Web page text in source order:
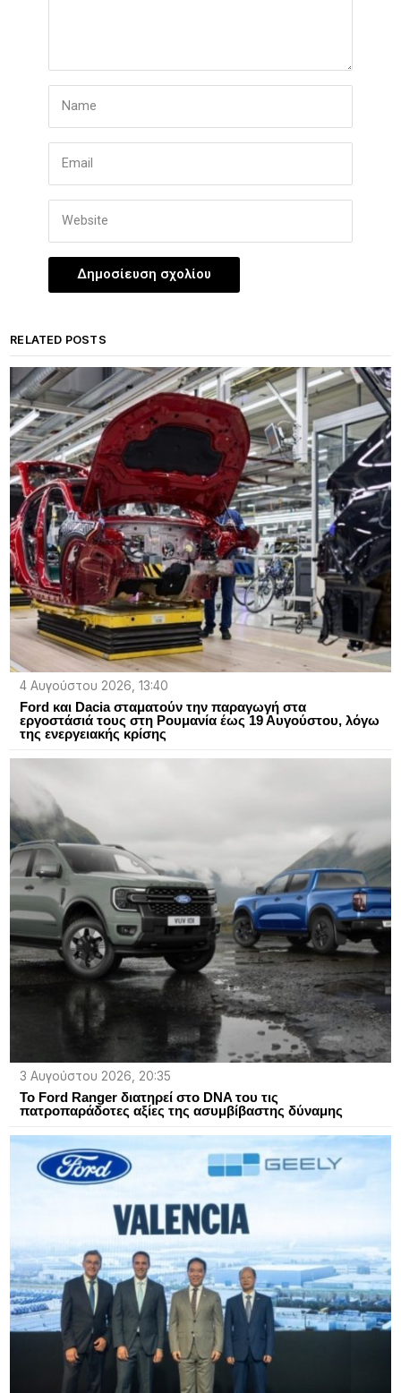
RELATED POSTS
4 Αυγούστου 2026, 13:40
Ford και Dacia σταματούν την παραγωγή στα
εργοστάσιά τους στη Ρουμανία έως 19 Αυγούστου, λόγω
της ενεργειακής κρίσης
3 Αυγούστου 2026, 20:35
Το Ford Ranger διατηρεί στο DNA του τις
πατροπαράδοτες αξίες της ασυμβίβαστης δύναμης